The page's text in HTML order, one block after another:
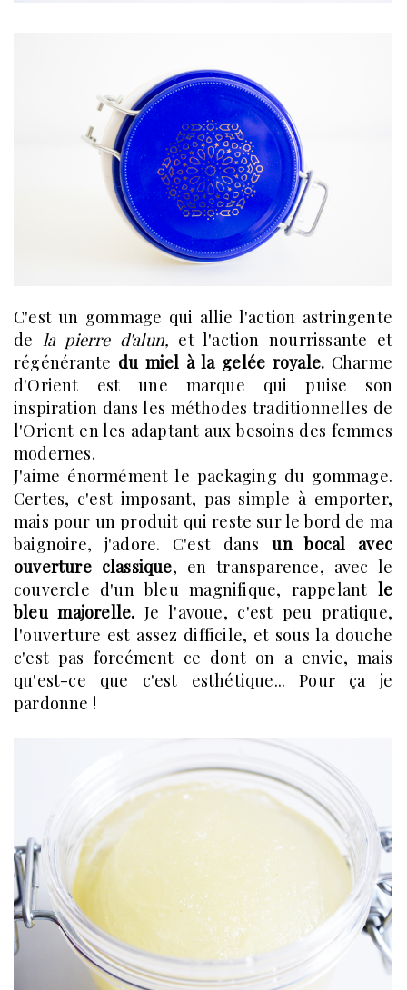
C'est un gommage qui allie l'action astringente
de la pierre d'alun, et l'action nourrissante et
régénérante du miel à la gelée royale. Charme
d'Orient est une marque qui puise son
inspiration dans les méthodes traditionnelles de
l'Orient en les adaptant aux besoins des femmes
modernes.
J'aime énormément le packaging du gommage.
Certes, c'est imposant, pas simple à emporter,
mais pour un produit qui reste sur le bord de ma
baignoire, j'adore. C'est dansun bocal avec
ouverture classique, en transparence, avec le
couvercle d'un bleu magnifique, rappelant le
bleu majorelle. Je l'avoue, c'est peu pratique,
l'ouverture est assez difficile, et sous la douche
c'est pas forcément ce dont on a envie, mais
qu'est-ce que c'est esthétique... Pour ça je
pardonne !